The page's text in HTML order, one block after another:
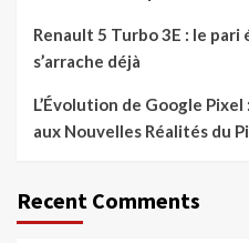
Renault 5 Turbo 3E : le
s’arrache déjà
L’Évolution de Google Pixel
aux Nouvelles Réalités du
Recent Comments